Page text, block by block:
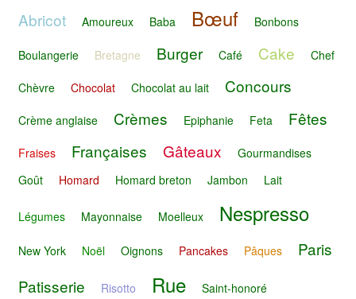
Abricot Amoureux Baba Bœuf Bonbons
Boulangerie Bretagne Burger Café Cake Chef
Chèvre Chocolat Chocolat au lait Concours
Crème anglaise Crèmes Epiphanie Feta Fêtes
Fraises Françaises Gâteaux
Gourmandises
Goût
Homard Homard breton Jambon Lait
Légumes Mayonnaise Moelleux Nespresso
New York Noël Oignons Pancakes Pâques
Paris
Patisserie
Risotto Rue
Saint-honoré